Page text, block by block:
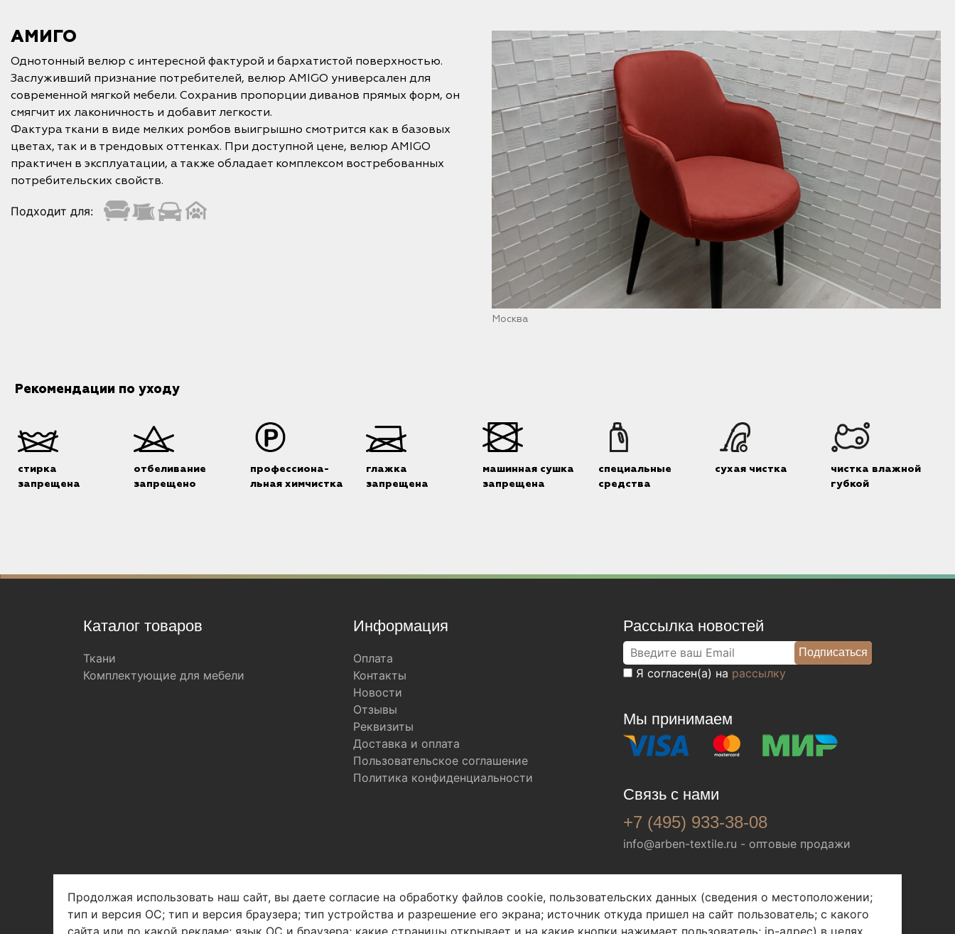
АМИГО
Однотонный велюр с интересной фактурой и бархатистой поверхностью.
Заслуживший признание потребителей, велюр AMIGO универсален для
современной мягкой мебели. Сохранив пропорции диванов прямых форм, он
смягчит их лаконичность и добавит легкости.
Фактура ткани в виде мелких ромбов выигрышно смотрится как в базовых
цветах, так и в трендовых оттенках. При доступной цене, велюр AMIGO
практичен в эксплуатации, а также обладает комплексом востребованных
потребительских свойств.
Подходит для:
Москва
Рекомендации по уходу
стирка
запрещена
отбеливание
запрещено
профессиона-
льная химчистка
глажка
запрещена
машинная сушка
запрещена
специальные
средства
сухая чистка
чистка влажной
губкой
Каталог товаров
Ткани
Комплектующие для мебели
Информация
Оплата
Контакты
Новости
Отзывы
Реквизиты
Доставка и оплата
Пользовательское соглашение
Политика конфиденциальности
Рассылка новостей
Я согласен(а) на рассылку
Мы принимаем
Связь с нами
+7 (495) 933-38-08
info@arben-textile.ru - оптовые продажи
Арбен текстиль г. Щелково, пер.
Мы в соц. сетях
Продолжая использовать наш сайт, вы даете согласие на обработку файлов cookie, пользовательских данных (сведения о местоположении;
тип и версия ОС; тип и версия браузера; тип устройства и разрешение его экрана; источник откуда пришел на сайт пользователь; с какого
сайта или по какой рекламе; язык ОС и браузера; какие страницы открывает и на какие кнопки нажимает пользователь; ip-адрес) в целях